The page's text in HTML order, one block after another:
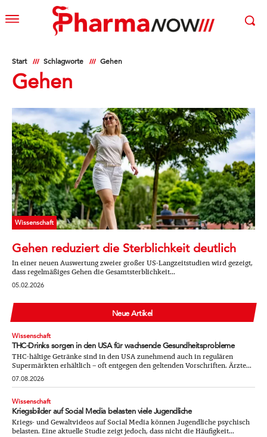
Start Schlagworte Gehen
Gehen
Wissenschaft
Gehen reduziert die Sterblichkeit deutlich
In einer neuen Auswertung zweier großer US-Langzeitstudien wird gezeigt,
dass regelmäßiges Gehen die Gesamtsterblichkeit...
05.02.2026
Neue Artikel
Wissenschaft
THC-Drinks sorgen in den USA für wachsende Gesundheitsprobleme
THC-hältige Getränke sind in den USA zunehmend auch in regulären
Supermärkten erhältlich – oft entgegen den geltenden Vorschriften. Ärzte...
07.08.2026
Wissenschaft
Kriegsbilder auf Social Media belasten viele Jugendliche
Kriegs- und Gewaltvideos auf Social Media können Jugendliche psychisch
belasten. Eine aktuelle Studie zeigt jedoch, dass nicht die Häufigkeit...